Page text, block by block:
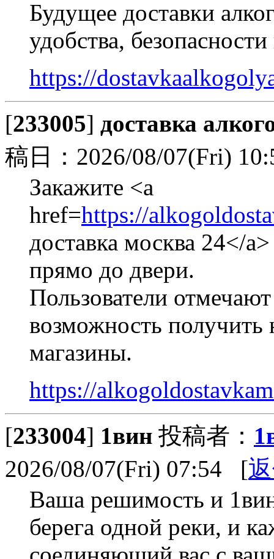
Будущее доставки
удобства,
https://
[233005] доставка
稿日：2026/08/07(Fri)
Закажите <a
href=https://
доставка москва 24</
прямо до двери.
Пользователи
возможность
магазины.
https://
[233004] 1вин 投稿者：
2026/08/07(Fri) 07:54 [
Ваша решимость и
берега одной реки, и